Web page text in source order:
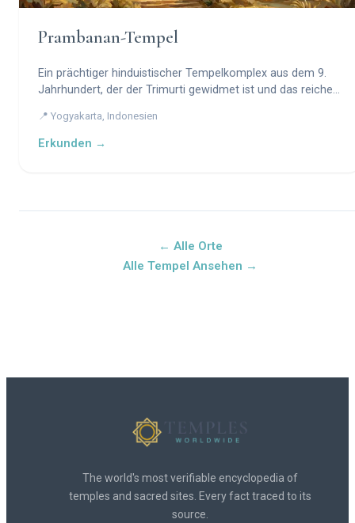
Prambanan-Tempel
Ein prächtiger hinduistischer Tempelkomplex aus dem 9.
Jahrhundert, der der Trimurti gewidmet ist und das reiche
📍 Yogyakarta, Indonesien
Erkunden →
← Alle Orte
Alle Tempel Ansehen →
The world's most verifiable encyclopedia of
temples and sacred sites. Every fact traced to its
source.